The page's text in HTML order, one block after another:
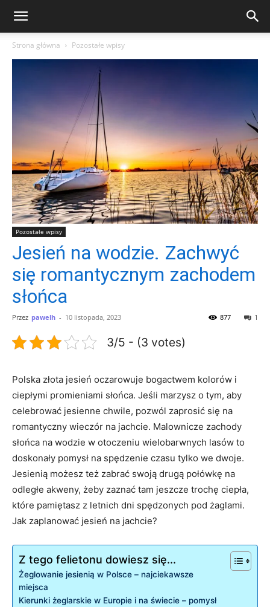
Strona główna Pozostałe wpisy
Pozostałe wpisy
Jesień na wodzie. Zachwyć
się romantycznym zachodem
słońca
Przez pawelh - 10 listopada, 2023 1
877
3/5 - (3 votes)
Polska złota jesień oczarowuje bogactwem kolorów i
ciepłymi promieniami słońca. Jeśli marzysz o tym, aby
celebrować jesienne chwile, pozwól zaprosić się na
romantyczny wieczór na jachcie. Malownicze zachody
słońca na wodzie w otoczeniu wielobarwnych lasów to
doskonały pomysł na spędzenie czasu tylko we dwoje.
Jesienią możesz też zabrać swoją drugą połówkę na
odległe akweny, żeby zaznać tam jeszcze trochę ciepła,
które pamiętasz z letnich dni spędzonych pod żaglami.
Jak zaplanować jesień na jachcie?
Z tego felietonu dowiesz się...
Żeglowanie jesienią w Polsce – najciekawsze
miejsca
Kierunki żeglarskie w Europie i na świecie – pomysł